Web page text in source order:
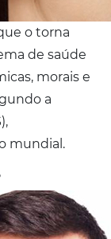
o torna
de saúde
morais e
a
mundial.